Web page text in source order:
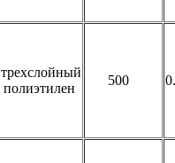
трехслойный
полиэтилен
500